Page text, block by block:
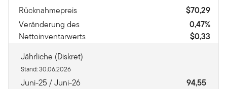
Rücknahmepreis
$70,29
Veränderung des
Nettoinventarwerts
0,47%
$0,33
Jährliche (Diskret)
Stand: 30.06.2026
Juni-25 / Juni-26
94,55